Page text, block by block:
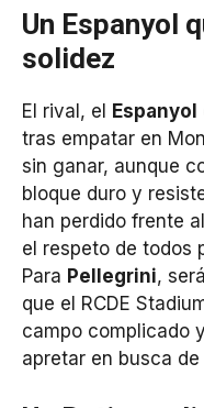
Un Espanyol
solidez
El rival, el Espanyol
tras empatar en
sin ganar, aunque
bloque duro y
han perdido frente
el respeto de todos
Para Pellegrini,
que el RCDE
campo complicado
apretar en busca